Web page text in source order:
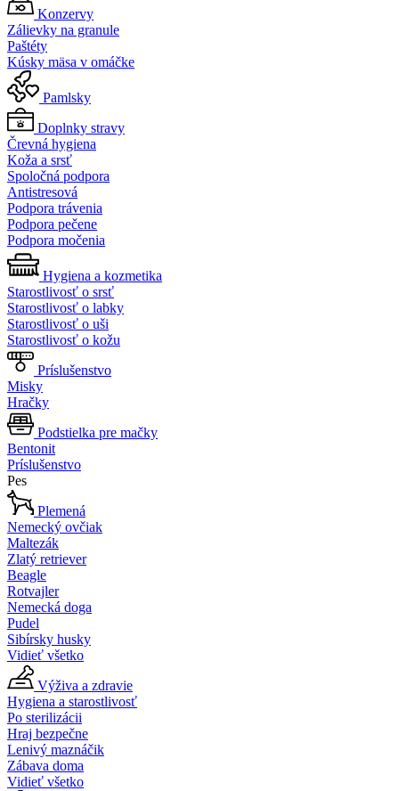
Konzervy
Zálievky na granule
Paštéty
Kúsky mäsa v omáčke
Pamlsky
Doplnky stravy
Črevná hygiena
Koža a srsť
Spoločná podpora
Antistresová
Podpora trávenia
Podpora pečene
Podpora močenia
Hygiena a kozmetika
Starostlivosť o srsť
Starostlivosť o labky
Starostlivosť o uši
Starostlivosť o kožu
Príslušenstvo
Misky
Hračky
Podstielka pre mačky
Bentonit
Príslušenstvo
Pes
Plemená
Nemecký ovčiak
Maltezák
Zlatý retriever
Beagle
Rotvajler
Nemecká doga
Pudel
Sibírsky husky
Vidieť všetko
Výživa a zdravie
Hygiena a starostlivosť
Po sterilizácii
Hraj bezpečne
Lenivý maznáčik
Zábava doma
Vidieť všetko